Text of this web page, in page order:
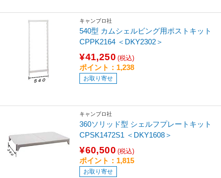
キャンブロ社
540型 カムシェルビング用ポストキット
CPPK2164 ＜DKY2302＞
¥41,250 (税込)
ポイント：1,238
お取り寄せ
キャンブロ社
360ソリッド型 シェルフプレートキット
CPSK1472S1 ＜DKY1608＞
¥60,500 (税込)
ポイント：1,815
お取り寄せ